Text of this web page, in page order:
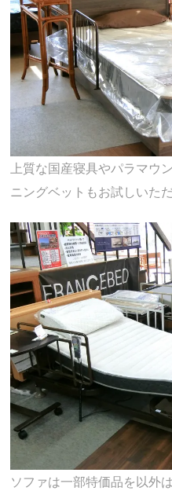
上質な国産寝具やパラマウ
ニングベットもお試しいただ
ソファは一部特価品を以外